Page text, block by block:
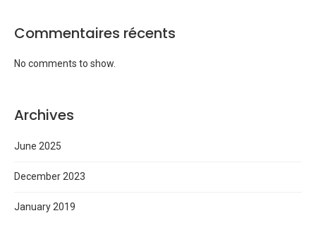
Commentaires récents
No comments to show.
Archives
June 2025
December 2023
January 2019